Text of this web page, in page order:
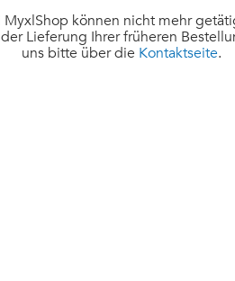
können nicht mehr
Lieferung Ihrer früheren
uns bitte über die Kontaktseite.